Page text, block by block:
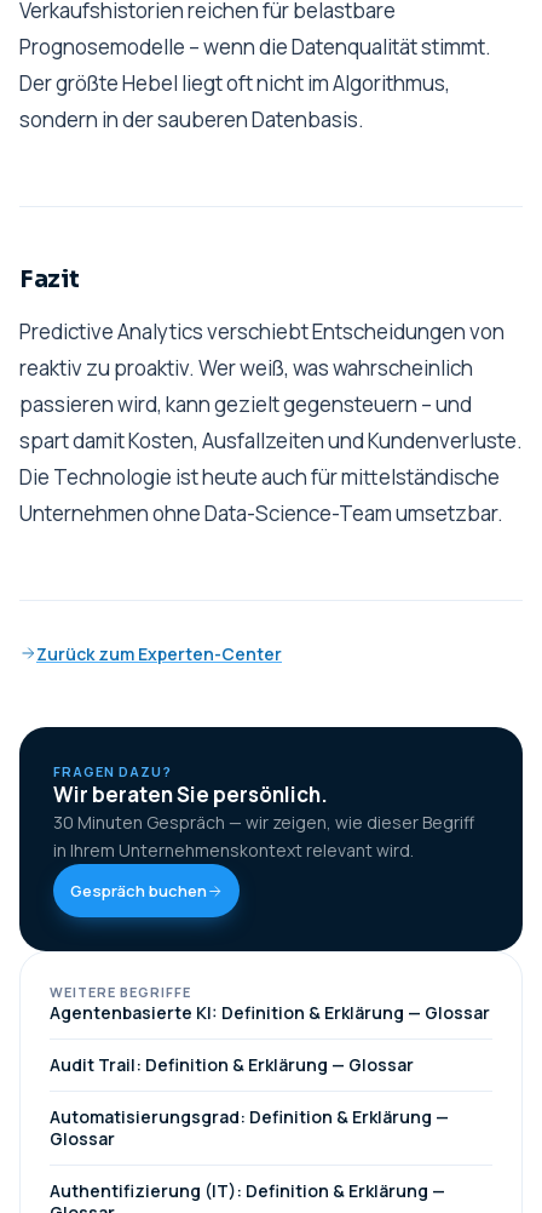
Verkaufshistorien reichen für belastbare
Prognosemodelle – wenn die Datenqualität stimmt.
Der größte Hebel liegt oft nicht im Algorithmus,
sondern in der sauberen Datenbasis.
Fazit
Predictive Analytics verschiebt Entscheidungen von
reaktiv zu proaktiv. Wer weiß, was wahrscheinlich
passieren wird, kann gezielt gegensteuern – und
spart damit Kosten, Ausfallzeiten und Kundenverluste.
Die Technologie ist heute auch für mittelständische
Unternehmen ohne Data-Science-Team umsetzbar.
Zurück zum Experten-Center
FRAGEN DAZU?
Wir beraten Sie persönlich.
30 Minuten Gespräch — wir zeigen, wie dieser Begriff
in Ihrem Unternehmenskontext relevant wird.
Gespräch buchen
WEITERE BEGRIFFE
Agentenbasierte KI: Definition & Erklärung — Glossar
Audit Trail: Definition & Erklärung — Glossar
Automatisierungsgrad: Definition & Erklärung —
Glossar
Authentifizierung (IT): Definition & Erklärung —